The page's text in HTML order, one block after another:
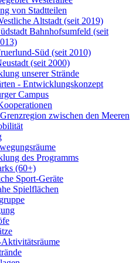
von Stadtteilen
Altstadt (seit 2019)
Bahnhofsumfeld (seit
Süd (seit 2010)
(seit 2000)
unserer Strände
- Entwicklungskonzept
Campus
zwischen den Meeren
des Programms
(60+)
Sport-Geräte
Spielflächen
Aktivitätsräume